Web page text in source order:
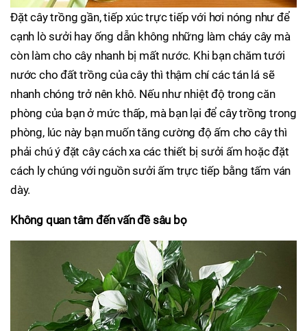
Đặt cây trồng gần, tiếp xúc trực tiếp với hơi nóng như để
cạnh lò sưởi hay ống dẫn không những làm cháy cây mà
còn làm cho cây nhanh bị mất nước. Khi bạn chăm tưới
nước cho đất trồng của cây thì thậm chí các tán lá sẽ
nhanh chóng trở nên khô. Nếu như nhiệt độ trong căn
phòng của bạn ở mức thấp, mà bạn lại để cây trồng trong
phòng, lúc này bạn muốn tăng cường độ ấm cho cây thì
phải chú ý đặt cây cách xa các thiết bị sưởi ấm hoặc đặt
cách ly chúng với nguồn sưởi ấm trực tiếp bằng tấm ván
dày.
Không quan tâm đến vấn đề sâu bọ